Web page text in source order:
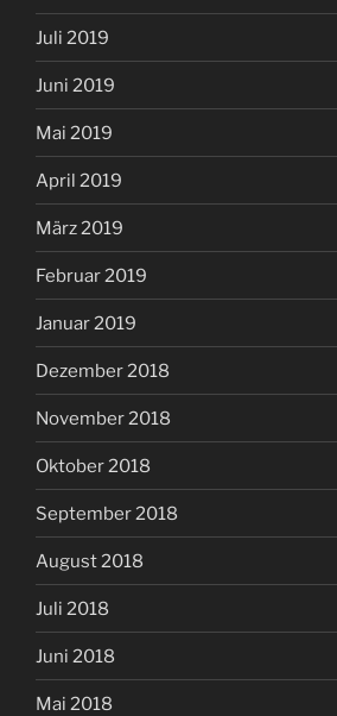
Juli 2019
Juni 2019
Mai 2019
April 2019
März 2019
Februar 2019
Januar 2019
Dezember 2018
November 2018
Oktober 2018
September 2018
August 2018
Juli 2018
Juni 2018
Mai 2018